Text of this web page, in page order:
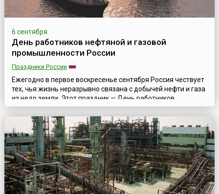
6 сентября
День работников нефтяной и газовой
промышленности России
Праздники России
Ежегодно в первое воскресенье сентября Россия чествует
тех, чья жизнь неразрывно связана с добычей нефти и газа
из недр земли. Этот праздник — День работников
нефтяной и газовой промышленности — ведет свою
историю еще с советских времен. Он был установлен как
Всесоюзный день работников нефтяной и газовой
промышленности указом Президиума Верховного Совета
СССР от 28 августа 1965 года, а статус ...